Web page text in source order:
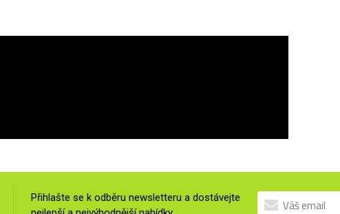
Přihlašte se k odběru newsletteru a dostávejte